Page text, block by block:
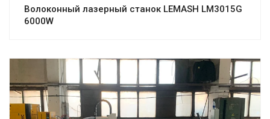
Волоконный лазерный станок LEMASH LM3015G
6000W